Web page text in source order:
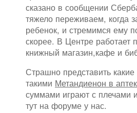
сказано в сообщении
тяжело переживаем, когда
ребенок, и стремимся ему
скорее. В Центре работает
книжный магазин,кафе и
Страшно представить
такими Метандиенон в
суммами играют с плечами
тут на форуме у нас.